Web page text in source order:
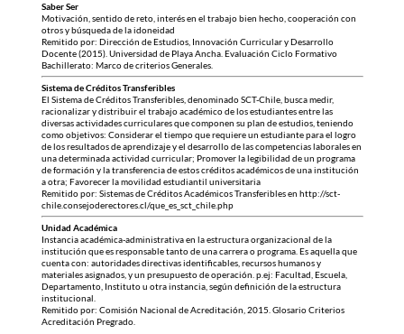
Saber Ser
Motivación, sentido de reto, interés en el trabajo bien hecho, cooperación con
otros y búsqueda de la idoneidad
Remitido por: Dirección de Estudios, Innovación Curricular y Desarrollo
Docente (2015). Universidad de Playa Ancha. Evaluación Ciclo Formativo
Bachillerato: Marco de criterios Generales.
Sistema de Créditos Transferibles
El Sistema de Créditos Transferibles, denominado SCT-Chile, busca medir,
racionalizar y distribuir el trabajo académico de los estudiantes entre las
diversas actividades curriculares que componen su plan de estudios, teniendo
como objetivos: Considerar el tiempo que requiere un estudiante para el logro
de los resultados de aprendizaje y el desarrollo de las competencias laborales en
una determinada actividad curricular; Promover la legibilidad de un programa
de formación y la transferencia de estos créditos académicos de una institución
a otra; Favorecer la movilidad estudiantil universitaria
Remitido por: Sistemas de Créditos Académicos Transferibles en http://sct-
chile.consejoderectores.cl/que_es_sct_chile.php
Unidad Académica
Instancia académica-administrativa en la estructura organizacional de la
institución que es responsable tanto de una carrera o programa. Es aquella que
cuenta con: autoridades directivas identificables, recursos humanos y
materiales asignados, y un presupuesto de operación. p.ej: Facultad, Escuela,
Departamento, Instituto u otra instancia, según definición de la estructura
institucional.
Remitido por: Comisión Nacional de Acreditación, 2015. Glosario Criterios
Acreditación Pregrado.